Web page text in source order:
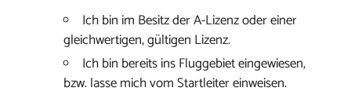
Ich bin im Besitz der A-Lizenz oder einer
gleichwertigen, gültigen Lizenz.
Ich bin bereits ins Fluggebiet eingewiesen,
bzw. lasse mich vom Startleiter einweisen.